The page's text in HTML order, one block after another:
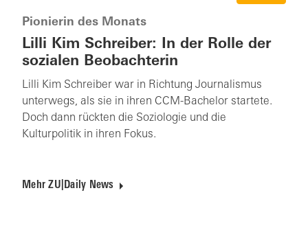
Pionierin des Monats
Lilli Kim Schreiber: In der Rolle der
sozialen Beobachterin
Lilli Kim Schreiber war in Richtung Journalismus
unterwegs, als sie in ihren CCM-Bachelor startete.
Doch dann rückten die Soziologie und die
Kulturpolitik in ihren Fokus.
Mehr ZU|Daily News